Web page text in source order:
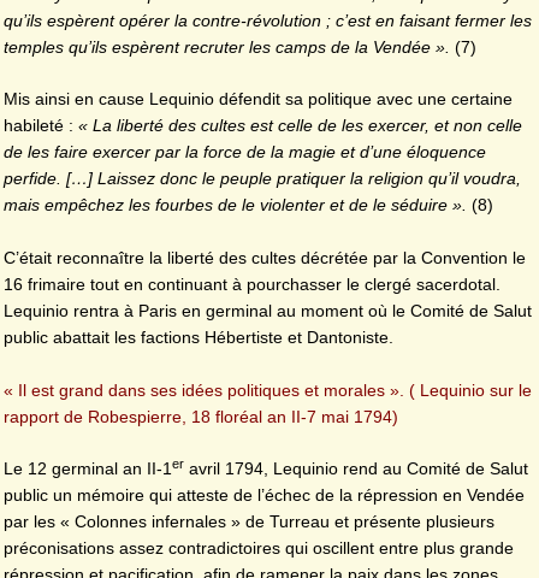
qu’ils espèrent opérer la contre-révolution ; c’est en faisant fermer les
temples qu’ils espèrent recruter les camps de la Vendée ». (7)
Mis ainsi en cause Lequinio défendit sa politique avec une certaine
habileté : « La liberté des cultes est celle de les exercer, et non celle
de les faire exercer par la force de la magie et d’une éloquence
perfide. […] Laissez donc le peuple pratiquer la religion qu’il voudra,
mais empêchez les fourbes de le violenter et de le séduire ». (8)
C’était reconnaître la liberté des cultes décrétée par la Convention le
16 frimaire tout en continuant à pourchasser le clergé sacerdotal.
Lequinio rentra à Paris en germinal au moment où le Comité de Salut
public abattait les factions Hébertiste et Dantoniste.
« Il est grand dans ses idées politiques et morales ». ( Lequinio sur le
rapport de Robespierre, 18 floréal an II-7 mai 1794)
Le 12 germinal an II-1 er avril 1794, Lequinio rend au Comité de Salut
public un mémoire qui atteste de l’échec de la répression en Vendée
par les « Colonnes infernales » de Turreau et présente plusieurs
préconisations assez contradictoires qui oscillent entre plus grande